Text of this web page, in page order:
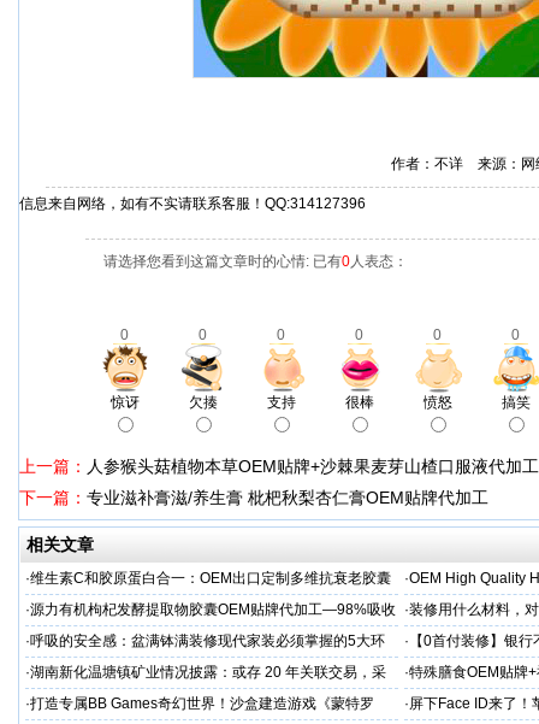
作者：不详 来源：
信息来自网络，如有不实请联系客服！QQ:314127396
请选择您看到这篇文章时的心情: 已有0人表态：
0 0 0 0 0 0
惊讶 欠揍 支持 很棒 愤怒 搞笑
上一篇： 人参猴头菇植物本草OEM贴牌+沙棘果麦芽山楂口服液代加工
下一篇： 专业滋补膏滋/养生膏 枇杷秋梨杏仁膏OEM贴牌代加工
相关文章
·维生素C和胶原蛋白合一：OEM出口定制多维抗衰老胶囊 ·OEM High Quality
·源力有机枸杞发酵提取物胶囊OEM贴牌代加工—98%吸收
率 免疫燃料
·装修用什么材料，
·呼吸的安全感：盆满钵满装修现代家装必须掌握的5大环
保准则
· 【0首付装修】银
贷，月供少还30%！
·湖南新化温塘镇矿业情况披露：或存 20 年关联交易，采
矿收益达 5.3 亿
·特殊膳食OEM贴牌
工厂家
·打造专属BB Games奇幻世界！沙盒建造游戏《蒙特罗
·屏下Face ID来了！